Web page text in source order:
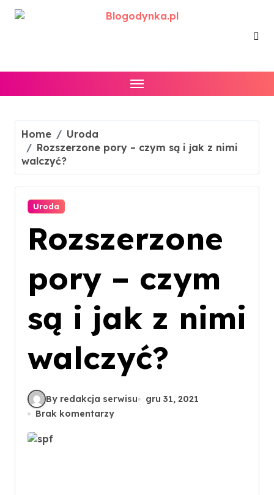
Skip
Home
Uroda
Rozszerzone pory – czym są i jak z nimi
walczyć?
Uroda
Rozszerzone
pory – czym
są i jak z nimi
walczyć?
By redakcja serwisu
gru 31, 2021
Brak komentarzy